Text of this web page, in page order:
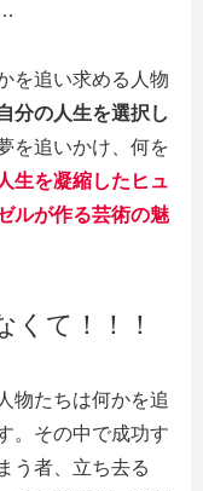
を追い求める人物
分の人生を選択し
を追いかけ、何を
人生を凝縮したヒュ
ルが作る芸術の魅
て！！！
物たちは何かを追
。その中で成功す
う者、立ち去る